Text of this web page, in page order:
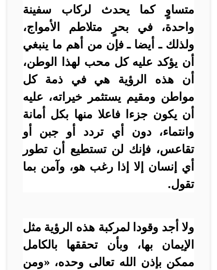
متساوٍ كما يحدث لركاب سفينة
واحدة، في بحرٍ متلاطم الأمواج،
ولذلك ـ أيضا ـ فإن من أهم ما ينبغي
أن يؤكد عليه كل محب لهذا الوطن،
أن هذه الرؤية هي في ذمة كل
مواطن ومقيم يستثمر خيراته، عليه
أن يكون جزءا فاعلا منها بكل أمانة
وانتماء، دون أي تردد أو جبن أو
تقاعس، فإنك لن تستطيع أن تطور
أي إنسان إلا إذا رغب هو، وآمن بما
تقول.
ولا أجد وقودا لمركبة هذه الرؤية مثل
الإيمان بها، وبأن تحققها بالكامل
ممكن بإذن الله تعالى وحده، «ومن